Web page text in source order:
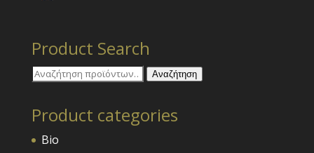
Product Search
Αναζήτηση
Αναζήτηση
Product categories
Bio